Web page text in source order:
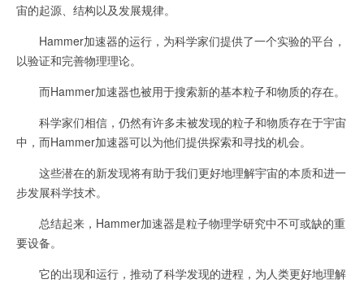
宙的起源、结构以及发展规律。
Hammer加速器的运行，为科学家们提供了一个实验的平台，
以验证和完善物理理论。
而Hammer加速器也被用于搜索新的基本粒子和物质的存在。
科学家们相信，仍然有许多未被发现的粒子和物质存在于宇宙
中，而Hammer加速器可以为他们提供探索和寻找的机会。
这些潜在的新发现将有助于我们更好地理解宇宙的本质和进一
步发展科学技术。
总结起来，Hammer加速器是粒子物理学研究中不可或缺的重
要设备。
它的出现和运行，推动了科学发现的进程，为人类更好地理解